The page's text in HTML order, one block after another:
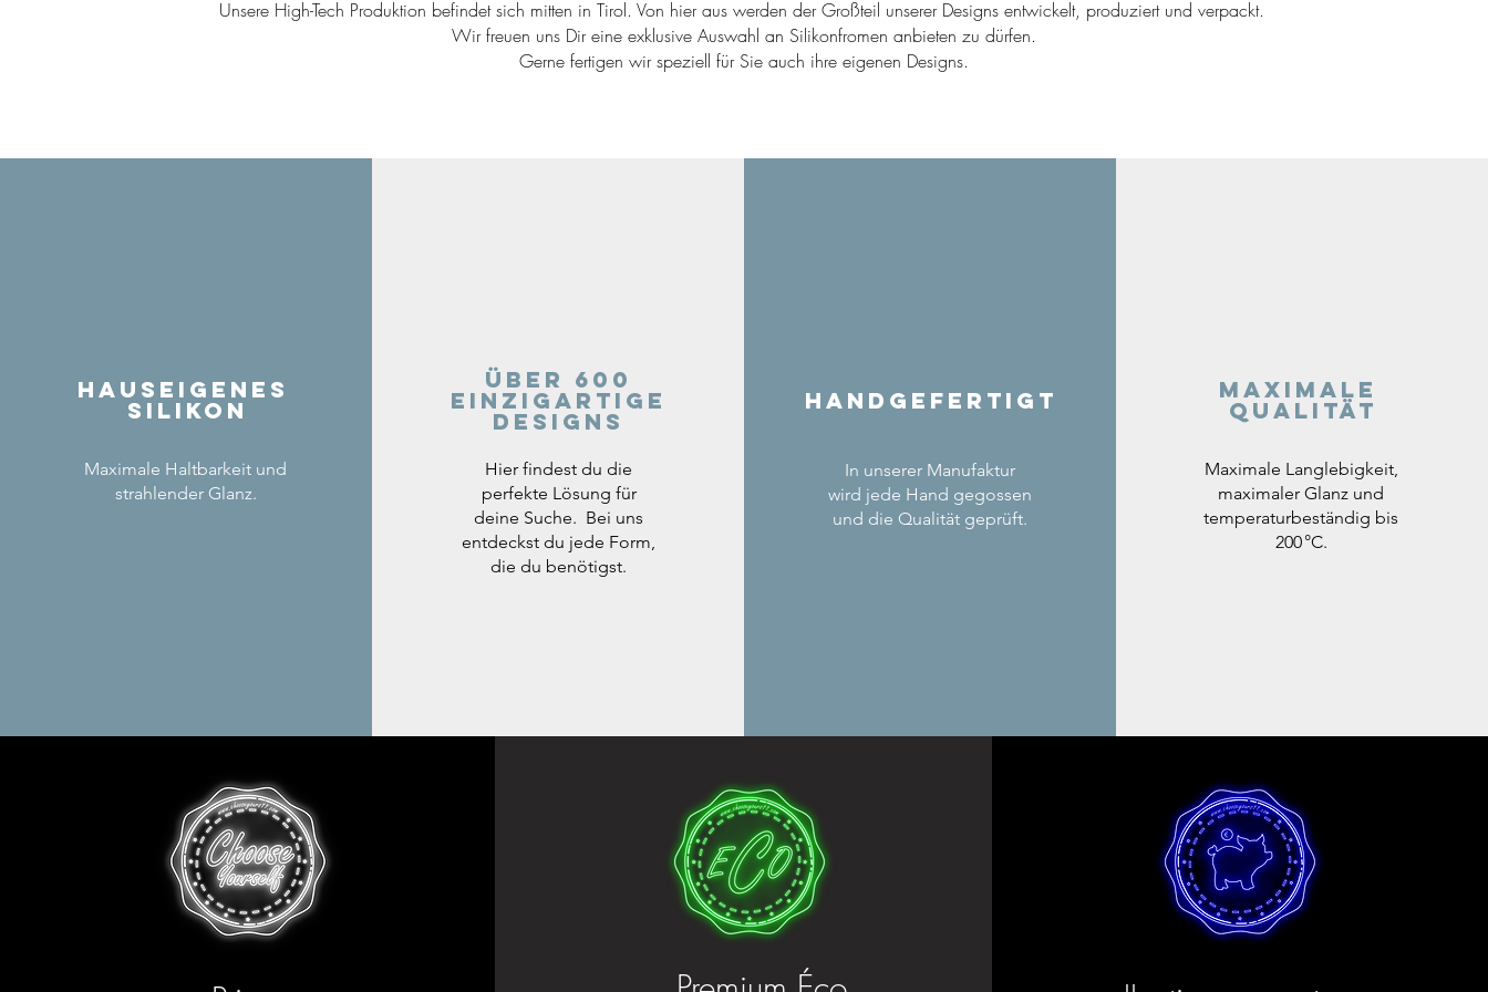
Unsere High-Tech Produktion befindet sich mitten in Tirol. Von hier aus werden der Großteil unserer Designs entwickelt, produziert und verpackt.
Wir freuen uns Dir eine exklusive Auswahl an Silikonfromen anbieten zu dürfen.
Gerne fertigen wir speziell für Sie auch ihre eigenen Designs.
Hauseigenes
Silikon
Maximale Haltbarkeit und
strahlender Glanz.
Über 600
einzigartige
Designs
Hier findest du die
perfekte Lösung für
deine Suche. Bei uns
entdeckst du jede Form,
die du benötigst.
Handgefertigt
In unserer Manufaktur
wird jede Hand gegossen
und die Qualität geprüft.
Maximale
Qualität
Maximale Langlebigkeit,
maximaler Glanz und
temperaturbeständig bis
200 °C.